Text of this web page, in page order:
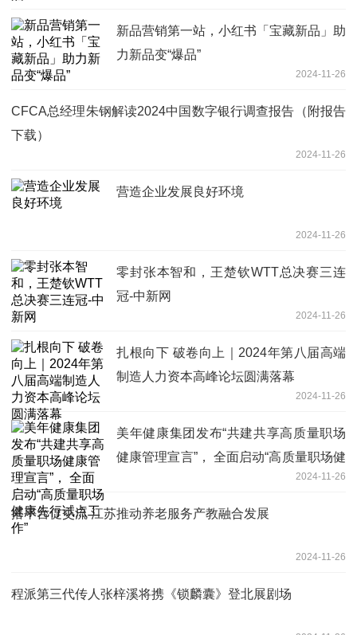
新品营销第一站，小红书「宝藏新品」助
力新品变“爆品”
2024-11-26
CFCA总经理朱钢解读2024中国数字银行调查报告（附报告
下载）
2024-11-26
营造企业发展良好环境
2024-11-26
零封张本智和，王楚钦WTT总决赛三连
冠-中新网
2024-11-26
扎根向下 破卷向上｜2024年第八届高端
制造人力资本高峰论坛圆满落幕
2024-11-26
美年健康集团发布“共建共享高质量职场
健康管理宣言”， 全面启动“高质量职场健
2024-11-26
搭平台促交流 江苏推动养老服务产教融合发展
2024-11-26
程派第三代传人张梓溪将携《锁麟囊》登北展剧场